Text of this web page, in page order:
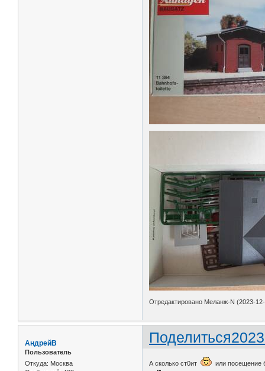
Отредактировано Меланж-N (2023-
Поделиться
АндрейВ
Пользователь
Откуда: Москва
А сколько ст0ит или посещение